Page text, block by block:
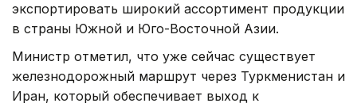
экспортировать широкий ассортимент продукции
в страны Южной и Юго-Восточной Азии.
Министр отметил, что уже сейчас существует
железнодорожный маршрут через Туркменистан и
Иран, который обеспечивает выход к